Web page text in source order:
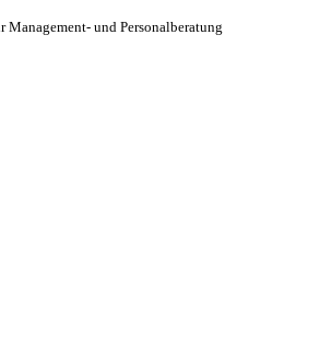
und Personalberatung